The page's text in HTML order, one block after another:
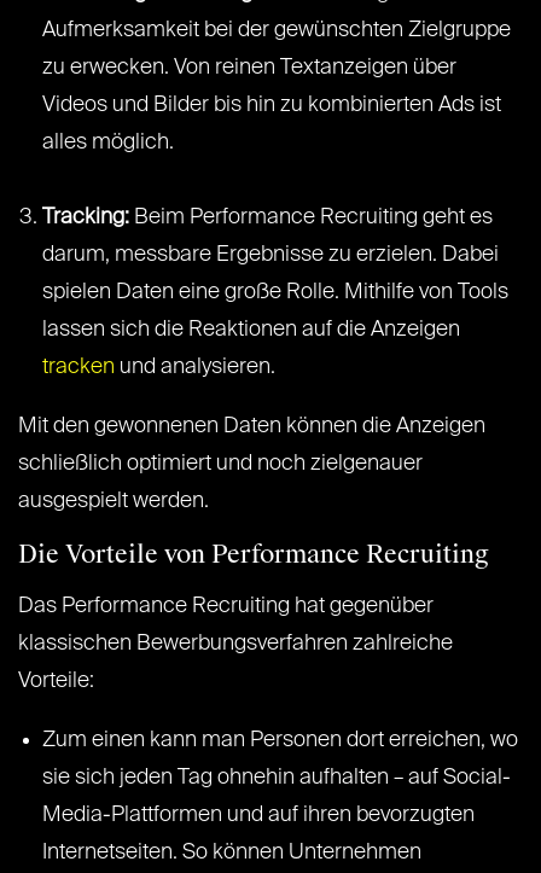
Aufmerksamkeit bei der gewünschten Zielgruppe
zu erwecken. Von reinen Textanzeigen über
Videos und Bilder bis hin zu kombinierten Ads ist
alles möglich.
Tracking: Beim Performance Recruiting geht es
darum, messbare Ergebnisse zu erzielen. Dabei
spielen Daten eine große Rolle. Mithilfe von Tools
lassen sich die Reaktionen auf die Anzeigen
tracken und analysieren.
Mit den gewonnenen Daten können die Anzeigen
schließlich optimiert und noch zielgenauer
ausgespielt werden.
Die Vorteile von Performance Recruiting
Das Performance Recruiting hat gegenüber
klassischen Bewerbungsverfahren zahlreiche
Vorteile:
Zum einen kann man Personen dort erreichen, wo
sie sich jeden Tag ohnehin aufhalten – auf Social-
Media-Plattformen und auf ihren bevorzugten
Internetseiten. So können Unternehmen